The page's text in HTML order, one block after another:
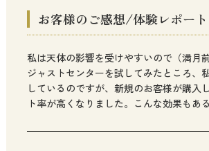
お客様のご感想/体験レポート
私は天体の影響を受けやすいので（満月
ジャストセンターを試してみたところ、
しているのですが、新規のお客様が購入
ト率が高くなりました。こんな効果もあ